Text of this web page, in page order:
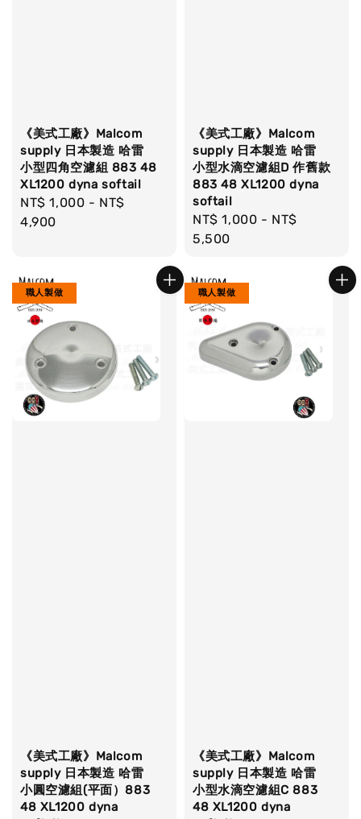
《美式工廠》Malcom
supply 日本製造 哈雷
小型四角空濾組 883 48
XL1200 dyna softail
Regular
price
NT$ 1,000 - NT$
4,900
《美式工廠》Malcom
supply 日本製造 哈雷
小型水滴空濾組D 作舊款
883 48 XL1200 dyna
softail
Regular
price
NT$ 1,000 - NT$
5,500
職人製做
《美式工廠》Malcom
supply 日本製造 哈雷
小圓空濾組(平面）883
48 XL1200 dyna
職人製做
《美式工廠》Malcom
supply 日本製造 哈雷
小型水滴空濾組C 883
48 XL1200 dyna